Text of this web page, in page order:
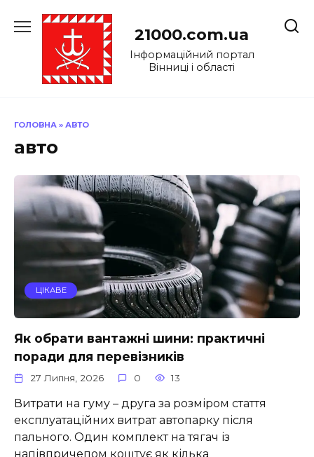
до
21000.com.ua
Інформаційний портал
Вінниці і області
ГОЛОВНА » АВТО
авто
ЦІКАВЕ
Як обрати вантажні шини: практичні
поради для перевізників
27 Липня, 2026 0 13
Витрати на гуму – друга за розміром стаття
експлуатаційних витрат автопарку після
пального. Один комплект на тягач із
напівпричепом коштує як кілька